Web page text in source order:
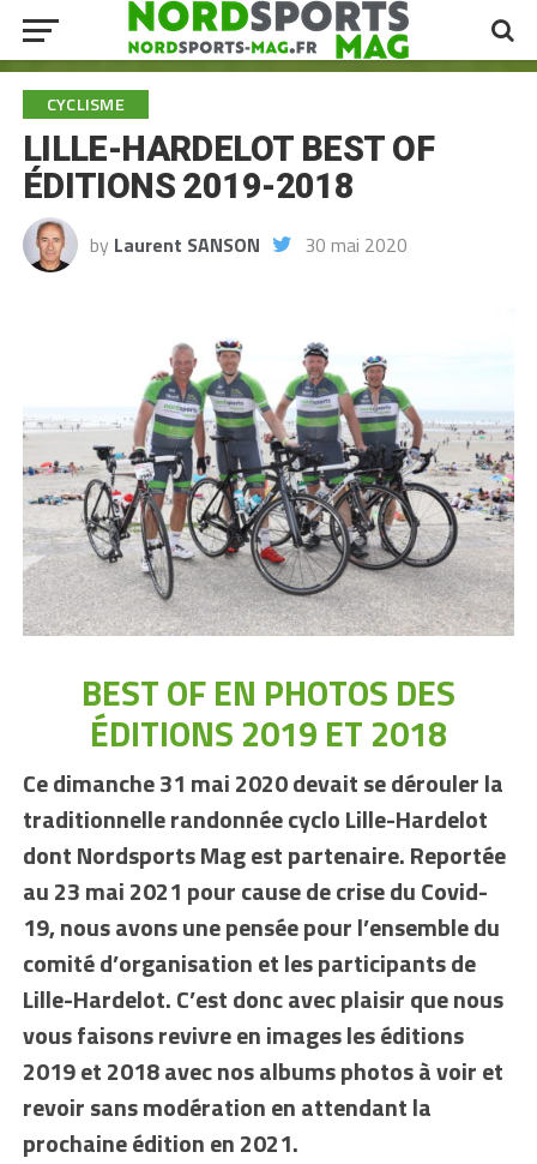
CYCLISME
LILLE-HARDELOT BEST OF
ÉDITIONS 2019-2018
by Laurent SANSON 30 mai 2020
BEST OF EN PHOTOS DES
ÉDITIONS 2019 ET 2018
Ce dimanche 31 mai 2020 devait se dérouler la
traditionnelle randonnée cyclo Lille-Hardelot
dont Nordsports Mag est partenaire. Reportée
au 23 mai 2021 pour cause de crise du Covid-
19, nous avons une pensée pour l’ensemble du
comité d’organisation et les participants de
Lille-Hardelot. C’est donc avec plaisir que nous
vous faisons revivre en images les éditions
2019 et 2018 avec nos albums photos à voir et
revoir sans modération en attendant la
prochaine édition en 2021.